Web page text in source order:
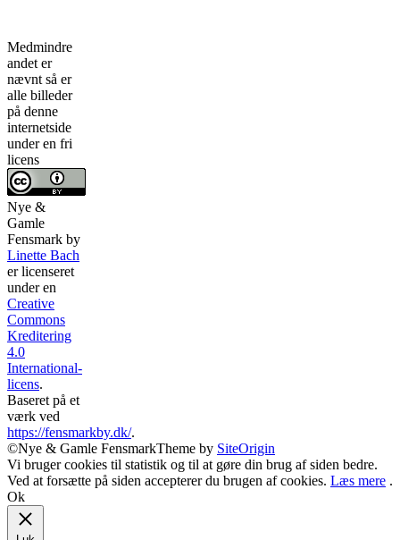
Medmindre
andet er
nævnt så er
alle billeder
på denne
internetside
under en fri
licens
Nye &
Gamle
Fensmark by
Linette Bach
er licenseret
under en
Creative
Commons
Kreditering
4.0
International-
licens.
Baseret på et
værk ved
https://fensmarkby.dk/.
©Nye & Gamle FensmarkTheme by SiteOrigin
Vi bruger cookies til statistik og til at gøre din brug af siden bedre.
Ved at forsætte på siden accepterer du brugen af cookies. Læs mere .
Ok